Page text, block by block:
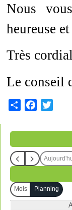
Nous
heureuse
Très
Le conseil
e
b
o
k
t
e
Mois Planning